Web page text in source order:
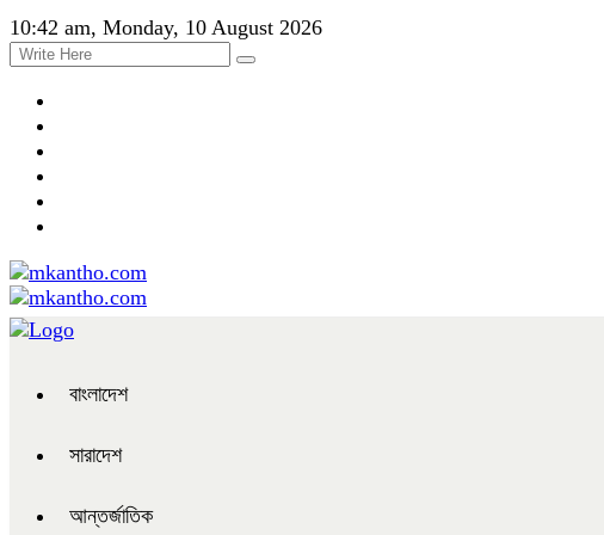
10:42 am, Monday, 10 August 2026
বাংলাদেশ
সারাদেশ
আন্তর্জাতিক